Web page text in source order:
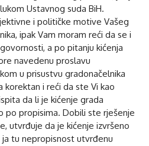
Ustavnog suda BiH.
i političke motive Vašeg
ipak Vam moram reći da se i
a po pitanju kićenja
navedenu proslavu
u prisustvu gradonačelnika
korektan i reći da ste Vi kao
da li je kićenje grada
po propisima. Dobili ste rješenje
utvrđuje da je kićenje izvršeno
tu nepropisnost utvrđenu